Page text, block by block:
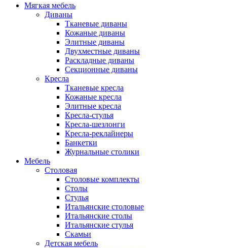
Мягкая мебель
Диваны
Тканевые диваны
Кожаные диваны
Элитные диваны
Двухместные диваны
Раскладные диваны
Секционные диваны
Кресла
Тканевые кресла
Кожаные кресла
Элитные кресла
Кресла-стулья
Кресла-шезлонги
Кресла-реклайнеры
Банкетки
Журнальные столики
Мебель
Столовая
Столовые комплекты
Столы
Стулья
Итальянские столовые
Итальянские столы
Итальянские стулья
Скамьи
Детская мебель